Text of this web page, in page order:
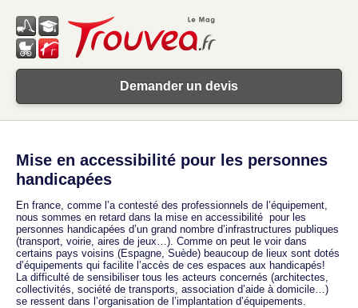
Demander un devis
Mise en accessibilité pour les personnes
handicapées
En france, comme l’a contesté des professionnels de l’équipement,
nous sommes en retard dans la mise en accessibilité pour les
personnes handicapées d’un grand nombre d’infrastructures publiques
(transport, voirie, aires de jeux…). Comme on peut le voir dans
certains pays voisins (Espagne, Suède) beaucoup de lieux sont dotés
d’équipements qui facilite l’accès de ces espaces aux handicapés!
La difficulté de sensibiliser tous les acteurs concernés (architectes,
collectivités, société de transports, association d’aide à domicile…)
se ressent dans l’organisation de l’implantation d’équipements.